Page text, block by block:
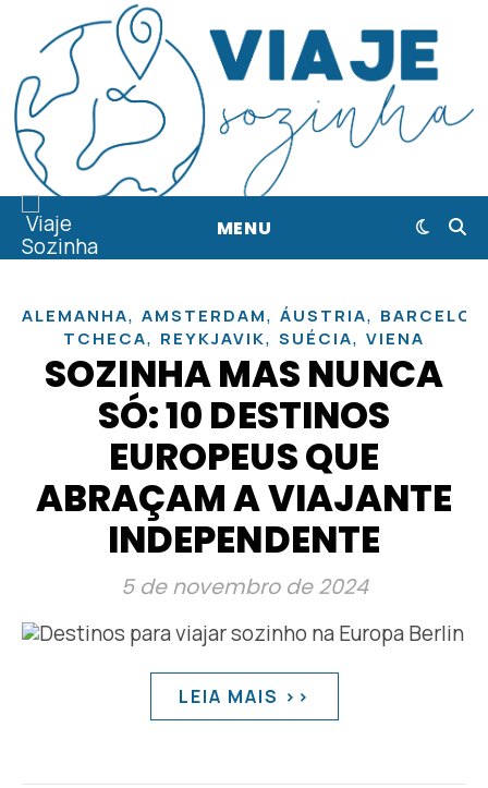
MENU
ALEMANHA, AMSTERDAM, ÁUSTRIA,
TCHECA, REYKJAVIK, SUÉCIA, VIENA
SOZINHA MAS NUNCA
SÓ: 10 DESTINOS
EUROPEUS QUE
ABRAÇAM A VIAJANTE
INDEPENDENTE
5 de novembro de 2024
LEIA MAIS >>